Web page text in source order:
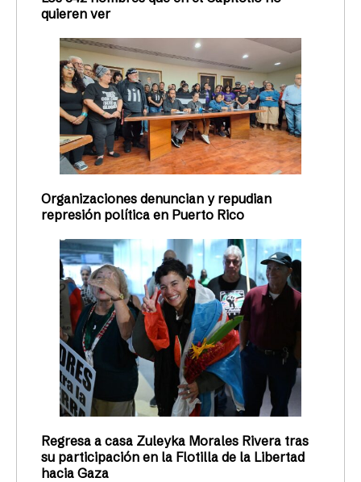
quieren ver
Organizaciones denuncian y repudian
represión política en Puerto Rico
Regresa a casa Zuleyka Morales Rivera tras
su participación en la Flotilla de la Libertad
hacia Gaza